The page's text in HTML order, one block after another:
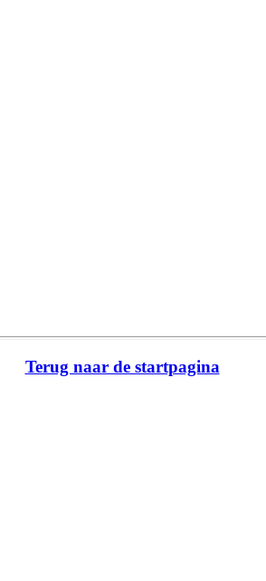
Terug naar de startpagina